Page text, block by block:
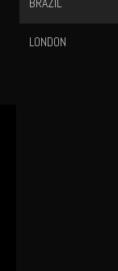
BRAZIL
LONDON